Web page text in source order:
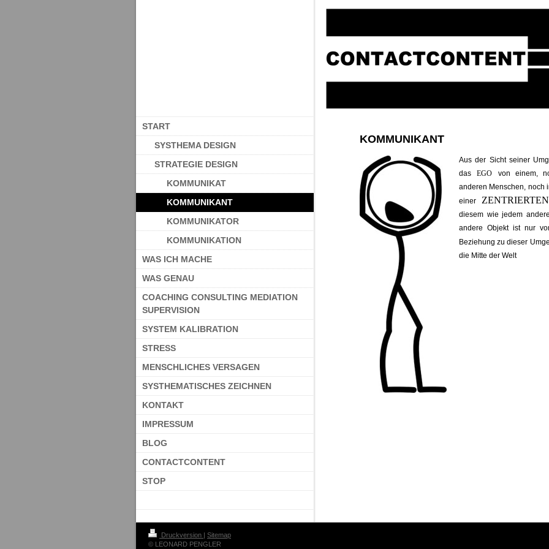
KOMMUNIKANT
Aus der Sicht seiner
das
EGO von einem,
anderen Menschen, noch
einer
ZENTRIERTEN
diesem wie jedem
andere Objekt ist nur
Beziehung zu dieser
die Mitte der Welt
START
SYSTHEMA DESIGN
STRATEGIE DESIGN
KOMMUNIKAT
KOMMUNIKANT
KOMMUNIKATOR
KOMMUNIKATION
WAS ICH MACHE
WAS GENAU
COACHING CONSULTING MEDIATION
SUPERVISION
SYSTEM KALIBRATION
STRESS
MENSCHLICHES VERSAGEN
SYSTHEMATISCHES ZEICHNEN
KONTAKT
IMPRESSUM
BLOG
CONTACTCONTENT
STOP
Druckversion | Sitemap
© LEONARD PENGLER